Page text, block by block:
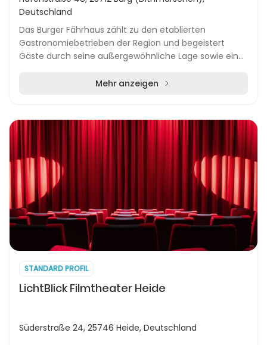
Deutschland
Das Burger Fährhaus zählt zu den etablierten
Gastronomiebetrieben der Region und begeistert
Gäste durch seine außergewöhnliche Lage sowie ein
Mehr anzeigen
STANDARD PROFIL
LichtBlick Filmtheater Heide
Süderstraße 24, 25746 Heide, Deutschland